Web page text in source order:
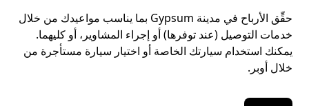
حقِّق الأرباح في مدينة Gypsum بما يناسب مواعيدك من خلال
خدمات التوصيل (عند توفرها) أو إجراء المشاوير، أو كليهما.
يمكنك استخدام سيارتك الخاصة أو اختيار سيارة مستأجرة من
خلال أوبر.